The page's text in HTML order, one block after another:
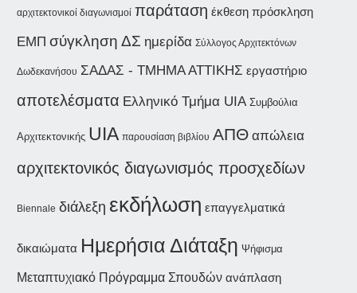
αρχιτεκτονικοί διαγωνισμοί παράταση έκθεση πρόσκληση
ΕΜΠ σύγκληση ΔΣ ημερίδα Σύλλογος Αρχιτεκτόνων
Δωδεκανήσου ΣΑΔΑΣ - ΤΜΗΜΑ ΑΤΤΙΚΗΣ εργαστήριο
αποτελέσματα Ελληνικό Τμήμα UIA Συμβούλια
Αρχιτεκτονικής UIA παρουσίαση βιβλίου ΑΠΘ απώλεια
αρχιτεκτονικός διαγωνισμός προσχεδίων
Biennale διάλεξη εκδήλωση επαγγελματικά
δικαιώματα Ημερήσια Διάταξη Ψήφισμα
Μεταπτυχιακό Πρόγραμμα Σπουδών ανάπλαση